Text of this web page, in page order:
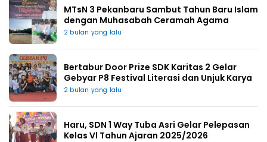
MTsN 3 Pekanbaru Sambut Tahun Baru Islam
dengan Muhasabah Ceramah Agama
2 bulan yang lalu
Bertabur Door Prize SDK Karitas 2 Gelar
Gebyar P8 Festival Literasi dan Unjuk Karya
2 bulan yang lalu
Haru, SDN 1 Way Tuba Asri Gelar Pelepasan
Kelas Vl Tahun Ajaran 2025/2026